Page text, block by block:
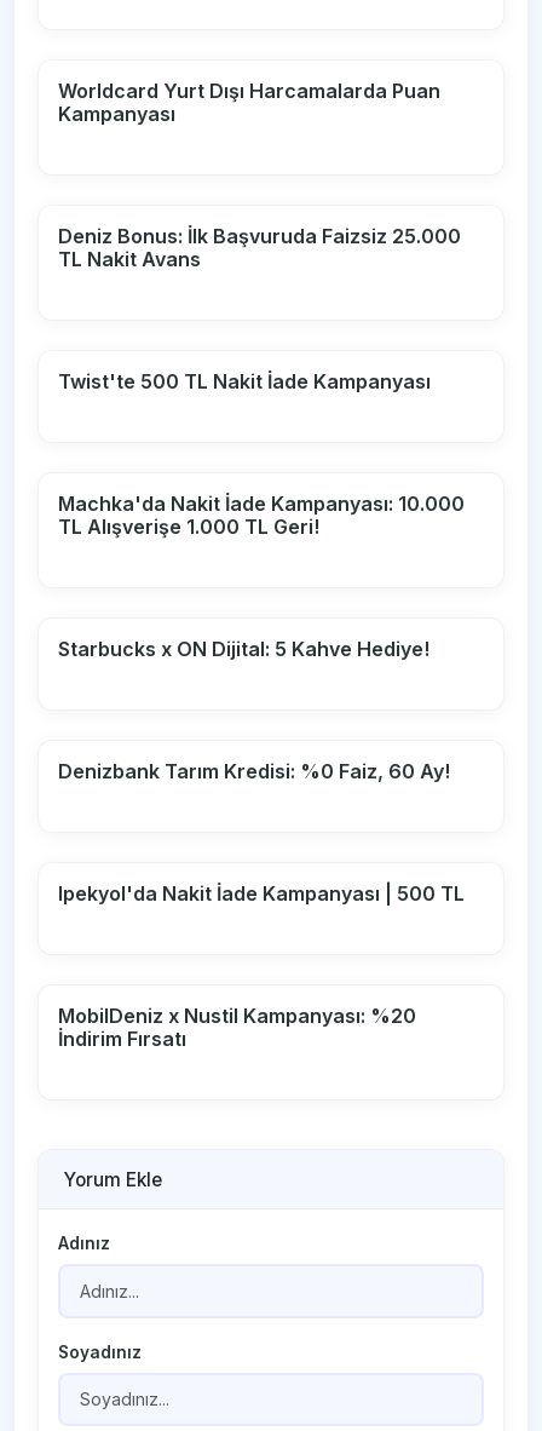
Worldcard Yurt Dışı Harcamalarda Puan
Kampanyası
Deniz Bonus: İlk Başvuruda Faizsiz 25.000
TL Nakit Avans
Twist'te 500 TL Nakit İade Kampanyası
Machka'da Nakit İade Kampanyası: 10.000
TL Alışverişe 1.000 TL Geri!
Starbucks x ON Dijital: 5 Kahve Hediye!
Denizbank Tarım Kredisi: %0 Faiz, 60 Ay!
Ipekyol'da Nakit İade Kampanyası | 500 TL
MobilDeniz x Nustil Kampanyası: %20
İndirim Fırsatı
Yorum Ekle
Adınız
Soyadınız